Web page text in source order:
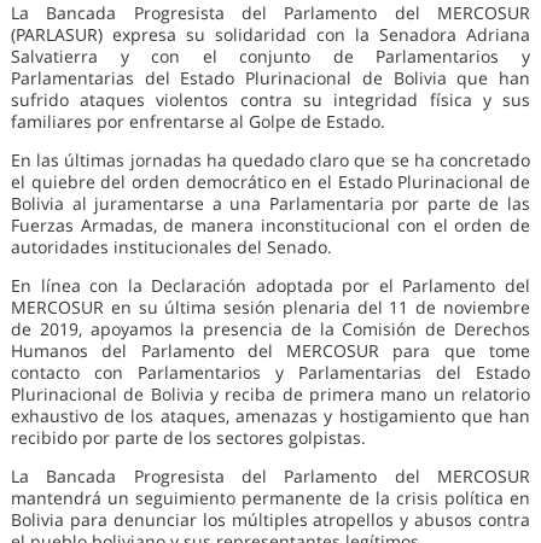
La Bancada Progresista del Parlamento del MERCOSUR
(PARLASUR) expresa su solidaridad con la Senadora Adriana
Salvatierra y con el conjunto de Parlamentarios y
Parlamentarias del Estado Plurinacional de Bolivia que han
sufrido ataques violentos contra su integridad física y sus
familiares por enfrentarse al Golpe de Estado.
En las últimas jornadas ha quedado claro que se ha concretado
el quiebre del orden democrático en el Estado Plurinacional de
Bolivia al juramentarse a una Parlamentaria por parte de las
Fuerzas Armadas, de manera inconstitucional con el orden de
autoridades institucionales del Senado.
En línea con la Declaración adoptada por el Parlamento del
MERCOSUR en su última sesión plenaria del 11 de noviembre
de 2019, apoyamos la presencia de la Comisión de Derechos
Humanos del Parlamento del MERCOSUR para que tome
contacto con Parlamentarios y Parlamentarias del Estado
Plurinacional de Bolivia y reciba de primera mano un relatorio
exhaustivo de los ataques, amenazas y hostigamiento que han
recibido por parte de los sectores golpistas.
La Bancada Progresista del Parlamento del MERCOSUR
mantendrá un seguimiento permanente de la crisis política en
Bolivia para denunciar los múltiples atropellos y abusos contra